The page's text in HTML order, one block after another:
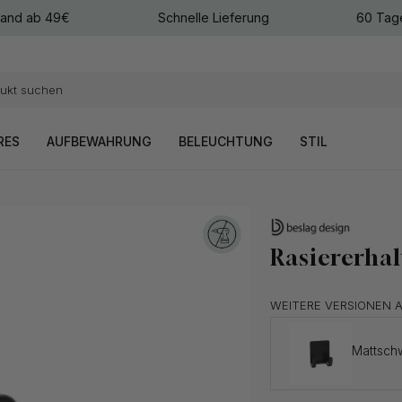
ab 49€ Schnelle Lieferung 60
AUFBEWAHRUNG BELEUCHTUNG STIL
WEITERE VERSIONEN